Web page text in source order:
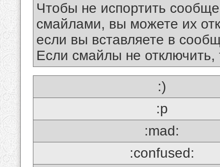
Чтобы не испортить
смайлами, вы можете их
если вы вставляете в
Если смайлы не отключить,
:)
:p
:mad:
:confused: